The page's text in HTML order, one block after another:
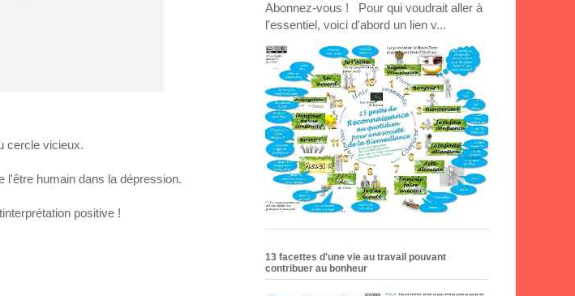
cercle vicieux.
l'être humain dans la dépression.
positive !
Abonnez-vous ! Pour qui voudrait aller à
l'essentiel, voici d'abord un lien v...
13 facettes d'une vie au travail pouvant
contribuer au bonheur